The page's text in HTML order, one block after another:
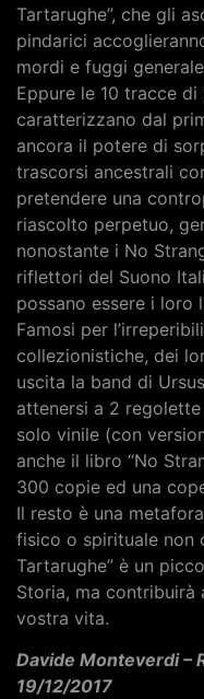
Tartarughe”, che gli
pindarici
mordi e fuggi
Eppure le 10 tracce
caratterizzano dal
ancora il potere di
trascorsi ancestrali
pretendere una
riascolto perpetuo,
nonostante i No
riflettori del Suono
possano essere i loro
Famosi per
collezionistiche, dei
uscita la band di
attenersi a 2
solo vinile (con
anche il libro “No
300 copie ed una
Il resto è una
fisico o spirituale non
Tartarughe” è un
Storia, ma contribuirà
vostra vita.
Davide Monteverdi –
19/12/2017